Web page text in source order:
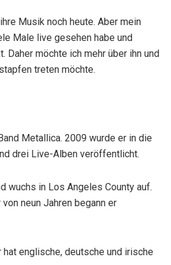
Musik noch heute. Aber mein
Male live gesehen habe und
möchte ich mehr über ihn und
treten möchte.
Metallica. 2009 wurde er in die
drei Live-Alben veröffentlicht.
wuchs in Los Angeles County auf.
neun Jahren begann er
englische, deutsche und irische